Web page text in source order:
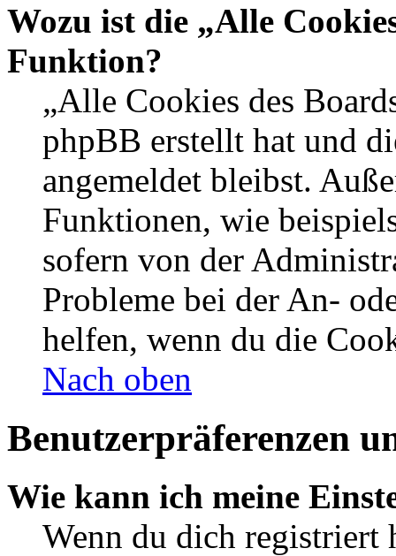
Wozu ist die „Alle
Funktion?
„Alle Cookies des
phpBB erstellt hat und
angemeldet bleibst.
Funktionen, wie
sofern von der
Probleme bei der An-
helfen, wenn du die
Nach oben
Benutzerpräferenzen
Wie kann ich meine
Wenn du dich registriert